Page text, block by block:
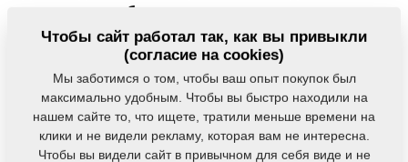
скачиванию
следующего оборудования:
FALCON SW
Вес:
Чтобы сайт работал так, как вы привыкли
(согласие на cookies)
Мы заботимся о том, чтобы ваш опыт покупок был
максимально удобным. Чтобы вы быстро находили на
нашем сайте то, что ищете, тратили меньше времени на
клики и не видели рекламу, которая вам не интересна.
Чтобы вы видели сайт в привычном для себя виде и не